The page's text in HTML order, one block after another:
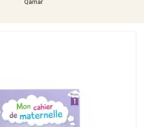
Qamar